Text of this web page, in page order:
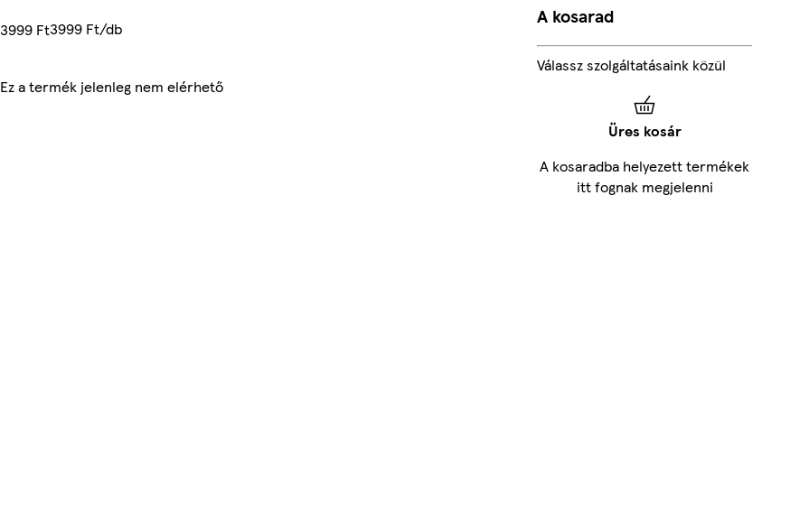
3999 Ft3999 Ft/db
Ez a termék jelenleg nem elérhető
A kosarad
Válassz szolgáltatásaink közül
Üres kosár
A kosaradba helyezett termékek
itt fognak megjelenni